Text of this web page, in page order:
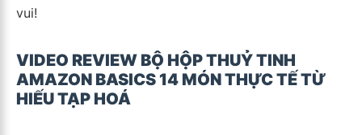
vui!
VIDEO REVIEW BỘ HỘP THUỶ TINH
AMAZON BASICS 14 MÓN THỰC TẾ TỪ
HIẾU TẠP HOÁ